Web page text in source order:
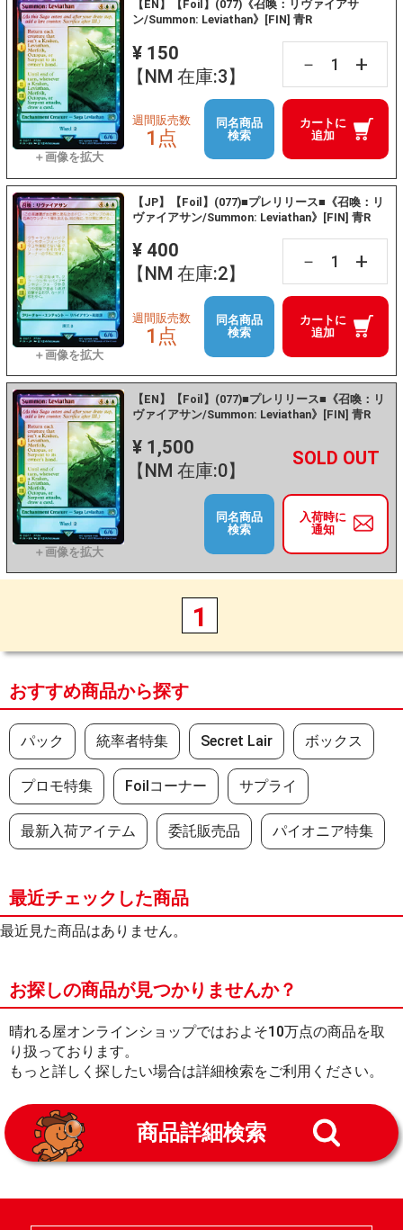
【EN】【Foil】(077)《召喚：リヴァイアサ
ン/Summon: Leviathan》[FIN] 青R
¥ 150
【NM 在庫:3】
－ +
カートに
追加
週間販売数
1点
同名商品
検索
【JP】【Foil】(077)■プレリリース■《召喚：リ
ヴァイアサン/Summon: Leviathan》[FIN] 青R
¥ 400
【NM 在庫:2】
－ +
カートに
追加
週間販売数
1点
同名商品
検索
【EN】【Foil】(077)■プレリリース■《召喚：リ
ヴァイアサン/Summon: Leviathan》[FIN] 青R
¥ 1,500
【NM 在庫:0】
－ +
入荷時に
通知
同名商品
検索
1
おすすめ商品から探す
パック 統率者特集 Secret Lair ボックス
プロモ特集 Foilコーナー サプライ
最新入荷アイテム 委託販売品 パイオニア特集
最近チェックした商品
最近見た商品はありません。
お探しの商品が見つかりませんか？
晴れる屋オンラインショップではおよそ10万点の商品を取
り扱っております。
もっと詳しく探したい場合は詳細検索をご利用ください。
商品詳細検索